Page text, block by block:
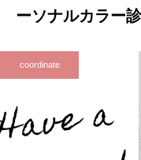
ーソナルカラー
coordinate